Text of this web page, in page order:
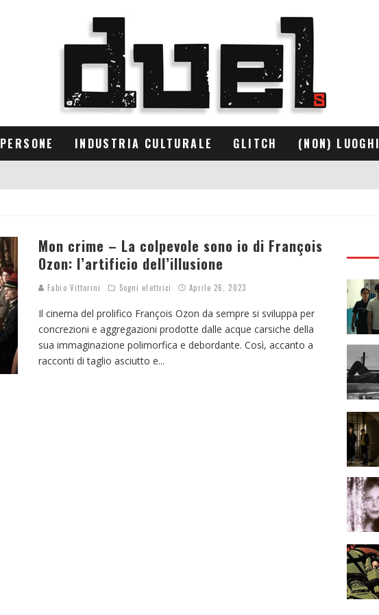
PERSONE INDUSTRIA CULTURALE GLITCH (NON) LUOGHI
Mon crime – La colpevole sono io di François
Ozon: l’artificio dell’illusione
Fabio Vittorini Sogni elettrici Aprile 26, 2023
Il cinema del prolifico François Ozon da sempre si sviluppa per
concrezioni e aggregazioni prodotte dalle acque carsiche della
sua immaginazione polimorfica e debordante. Così, accanto a
racconti di taglio asciutto e...